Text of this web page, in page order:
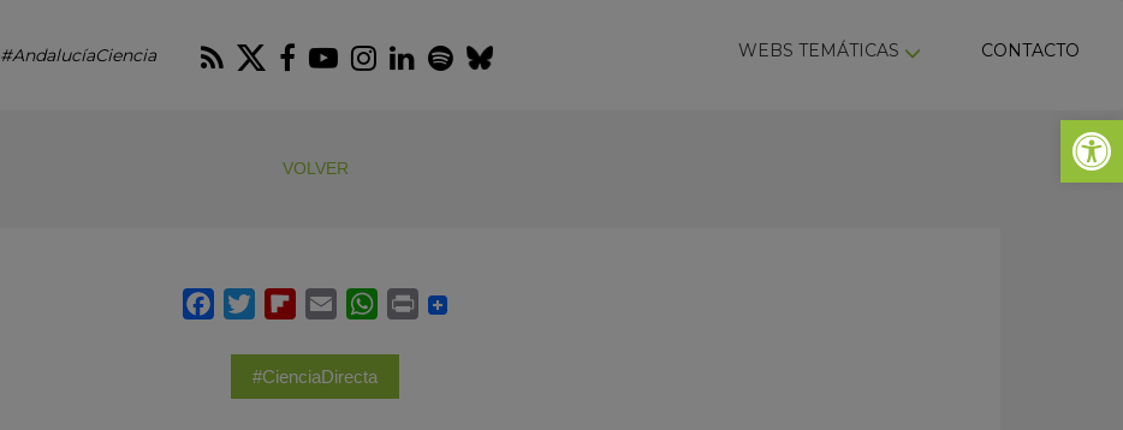
Abrir
#AndalucíaCiencia RSS Twitter
Facebook
Youtube
Instagram
LinkedIn
Spotify
Bluesky WEBS TEMÁTICAS CONTACTO
VOLVER
#CienciaDirecta